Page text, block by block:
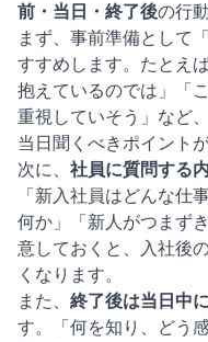
前・当日・終了後の行
まず、事前準備として
すすめします。たとえ
抱えているのでは」「
重視していそう」など
当日聞くべきポイント
次に、 社員に質問する
「新入社員はどんな仕
何か」「新人がつまず
意しておくと、入社後
くなります。
また、 終了後は当日中
す。「何を知り、どう